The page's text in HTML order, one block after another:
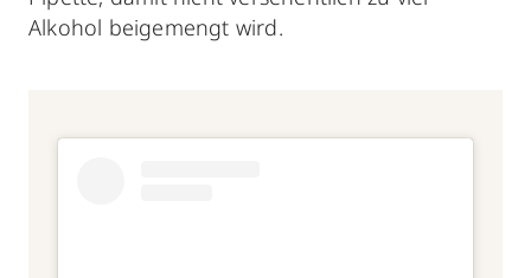
Alkohol beigemengt wird.